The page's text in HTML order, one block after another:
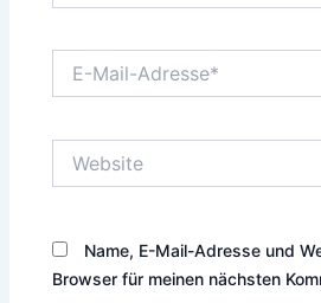
Mail-
Name, E-Mail-Adresse und
Browser für meinen nächsten